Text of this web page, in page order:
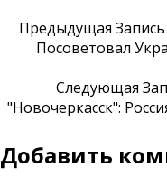
Предыдущая Запись
Посоветовал
Следующая
"Новочеркасск":
Добавить